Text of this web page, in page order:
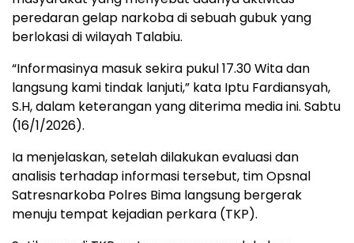
peredaran gelap narkoba di sebuah gubuk yang
berlokasi di wilayah Talabiu.
“Informasinya masuk sekira pukul 17.30 Wita dan
langsung kami tindak lanjuti,” kata Iptu Fardiansyah,
S.H, dalam keterangan yang diterima media ini. Sabtu
(16/1/2026).
Ia menjelaskan, setelah dilakukan evaluasi dan
analisis terhadap informasi tersebut, tim Opsnal
Satresnarkoba Polres Bima langsung bergerak
menuju tempat kejadian perkara (TKP).